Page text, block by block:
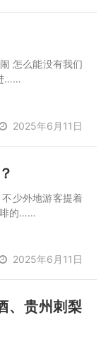
怎么能没有我们
……
2025年6月11日
少外地游客提着
啡的……
2025年6月11日
、贵州刺梨